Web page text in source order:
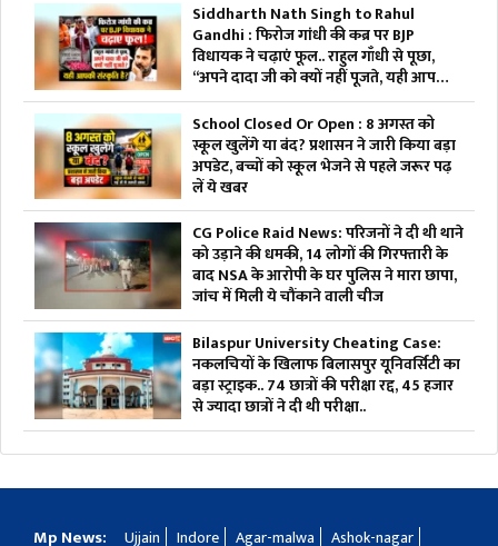
Siddharth Nath Singh to Rahul
Gandhi : फिरोज गांधी की कब्र पर BJP
विधायक ने चढ़ाएं फूल.. राहुल गाँधी से पूछा,
“अपने दादा जी को क्यों नहीं पूजते, यही आपकी
संस्कृति है?”
School Closed Or Open : 8 अगस्त को
स्कूल खुलेंगे या बंद? प्रशासन ने जारी किया बड़ा
अपडेट, बच्चों को स्कूल भेजने से पहले जरूर पढ़
लें ये खबर
CG Police Raid News: परिजनों ने दी थी थाने
को उड़ाने की धमकी, 14 लोगों की गिरफ्तारी के
बाद NSA के आरोपी के घर पुलिस ने मारा छापा,
जांच में मिली ये चौंकाने वाली चीज
Bilaspur University Cheating Case:
नकलचियों के खिलाफ बिलासपुर यूनिवर्सिटी का
बड़ा स्ट्राइक.. 74 छात्रों की परीक्षा रद्द, 45 हजार
से ज्यादा छात्रों ने दी थी परीक्षा..
Mp News: Ujjain Indore Agar-malwa
Ashok-nagar